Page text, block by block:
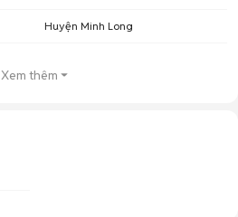
Huyện Minh Long
Xem thêm